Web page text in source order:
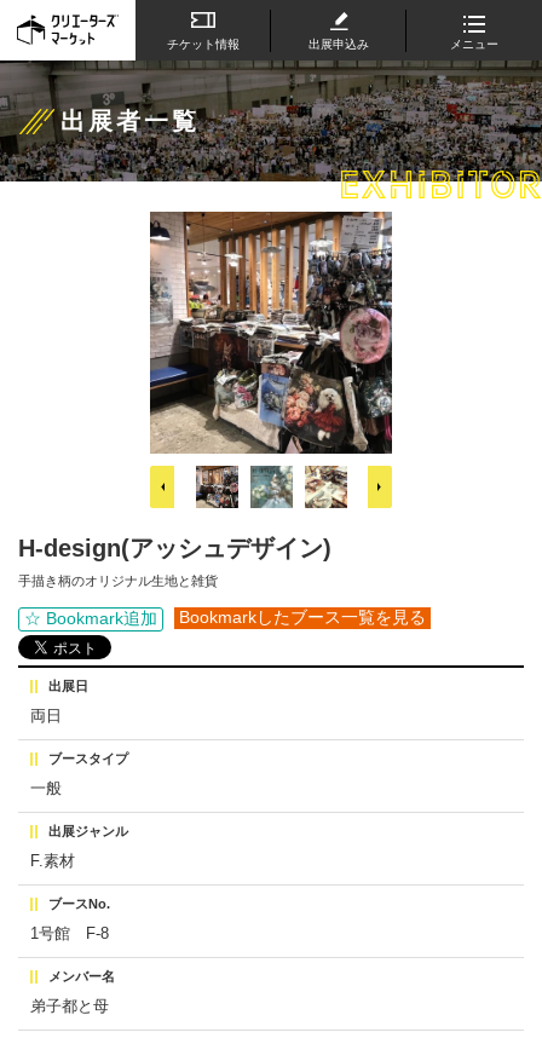
出展者一覧
EXHIBITOR
H-design(アッシュデザイン)
手描き柄のオリジナル生地と雑貨
☆ Bookmark追加 Bookmarkしたブース一覧を見る
出展日
両日
ブースタイプ
一般
出展ジャンル
F.素材
ブースNo.
1号館 F-8
メンバー名
弟子都と母
チケット情報 出展申込み メニュー